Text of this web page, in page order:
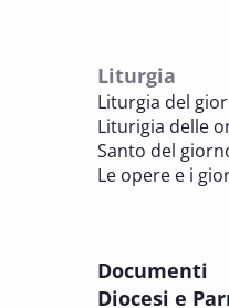
sezione Edilizia di
BENI CULTURALI E
8 OTTOBRE 2025
Incontro online
8 OTTOBRE 2025
Liturgia
Liturgia del
Liturigia delle
Santo del
Le opere e i
Documenti
Diocesi e